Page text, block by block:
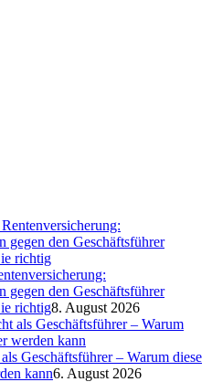
gegen den Geschäftsführer
richtig8. August 2026
Geschäftsführer – Warum diese
kann6. August 2026